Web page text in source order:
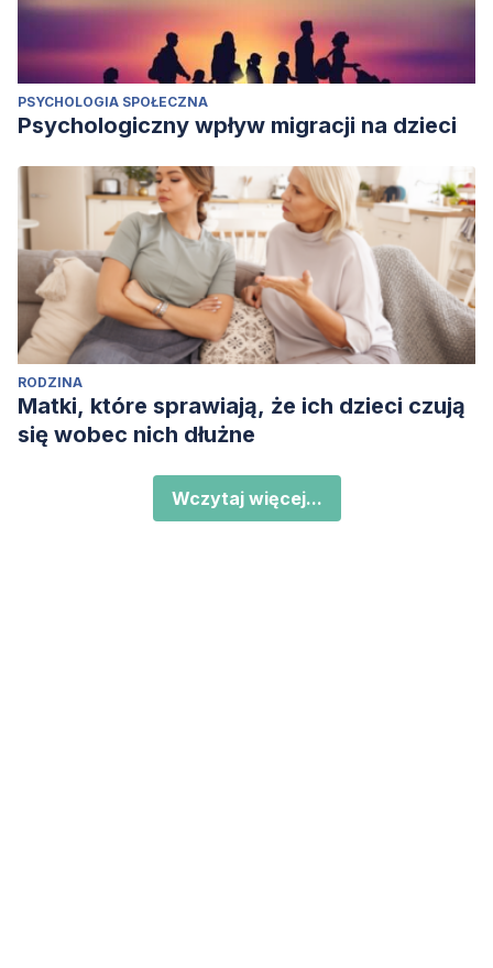
PSYCHOLOGIA SPOŁECZNA
Psychologiczny wpływ migracji na dzieci
RODZINA
Matki, które sprawiają, że ich dzieci czują
się wobec nich dłużne
Wczytaj więcej...